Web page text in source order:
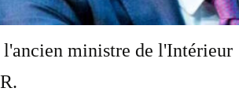
ministre de l'Intérieur